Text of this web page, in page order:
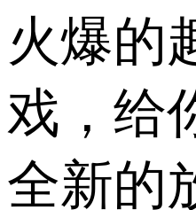
火爆的
戏，给
全新的